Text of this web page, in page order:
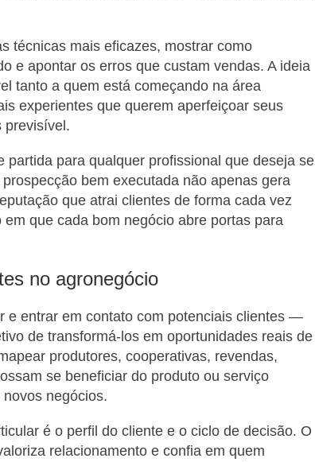
técnicas mais eficazes, mostrar como
e apontar os erros que custam vendas. A ideia
tanto a quem está começando na área
experientes que querem aperfeiçoar seus
previsível.
partida para qualquer profissional que deseja se
bem executada não apenas gera
que atrai clientes de forma cada vez
que cada bom negócio abre portas para
no agronegócio
e entrar em contato com potenciais clientes —
de transformá-los em oportunidades reais de
produtores, cooperativas, revendas,
se beneficiar do produto ou serviço
negócios.
é o perfil do cliente e o ciclo de decisão. O
relacionamento e confia em quem